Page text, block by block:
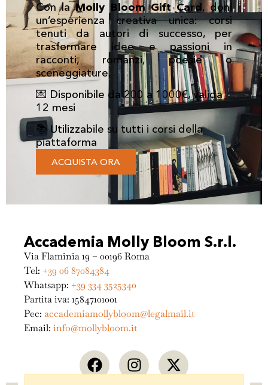
Con laMolly Bloom Gift Card, doni
un’esperienza creativa unica: corsi
tenuti da autori di successo, per
trasformare idee e passioni in
racconti, romanzi, poesie o
sceneggiature.
💌 Disponibile da 200 a 1000€, valida
12 mesi
📚 Utilizzabile su tutti i corsi della
piattaforma
ACQUISTA ORA
Accademia Molly Bloom S.r.l.
Via Flaminia 19 – 00196 Roma
Tel: +39 06 87084384
Whatsapp: +39 334 3525340
Partita iva: 15847101001
Pec: accademiamollybloom@legalmail.it
Email: info@mollybloom.it